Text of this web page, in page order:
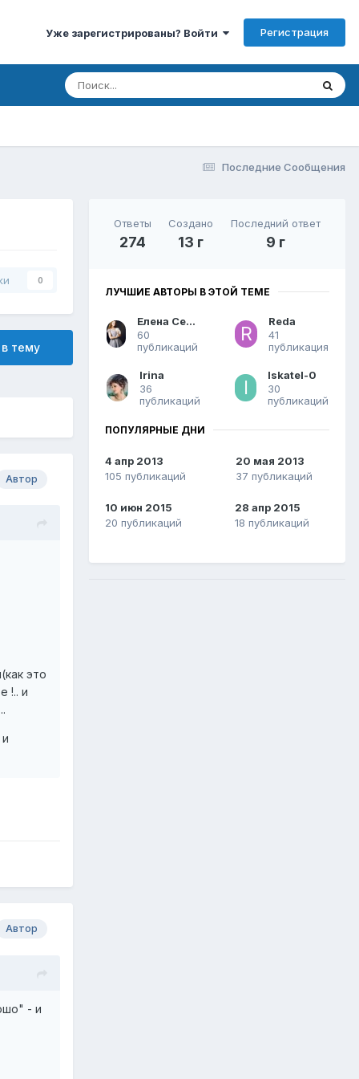
Уже зарегистрированы? Войти Регистрация
Последние Сообщения
0
тему
Автор
это
!.. и
Автор
- и
Ответы
274
Создано
13 г
Последний ответ
9 г
ЛУЧШИЕ АВТОРЫ В ЭТОЙ ТЕМЕ
Елена Сергеевна
60
публикаций
Reda
41
публикация
Irina
36
публикаций
Iskatel-0
30
публикаций
ПОПУЛЯРНЫЕ ДНИ
4 апр 2013
105 публикаций
20 мая 2013
37 публикаций
10 июн 2015
20 публикаций
28 апр 2015
18 публикаций